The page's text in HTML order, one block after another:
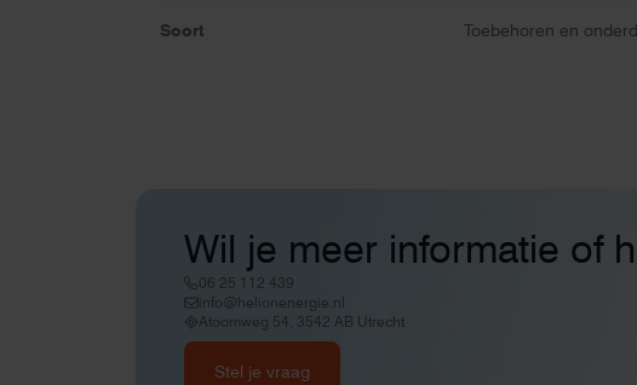
Soort Toebehoren en
Wil je meer informatie of
06 25 112 439
info@helionenergie.nl
Atoomweg 54, 3542 AB Utrecht
Stel je vraag